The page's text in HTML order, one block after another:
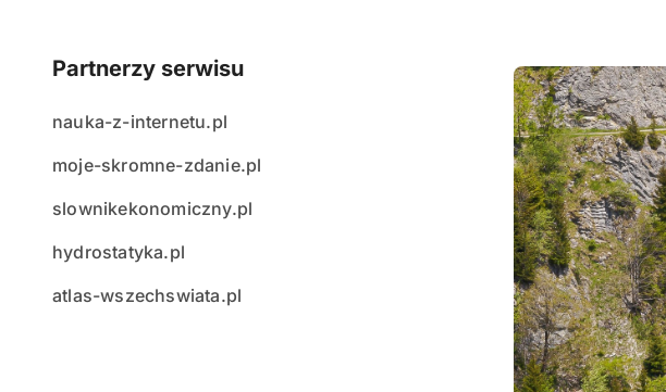
Partnerzy serwisu
nauka-z-internetu.pl
moje-skromne-zdanie.pl
slownikekonomiczny.pl
hydrostatyka.pl
atlas-wszechswiata.pl